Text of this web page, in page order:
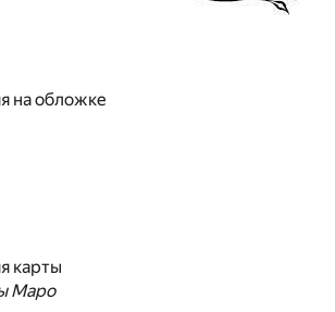
на обложке
карты
Маро